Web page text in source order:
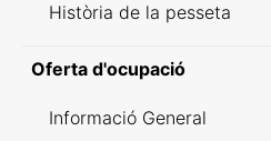
Història de la pesseta
Oferta d'ocupació
Informació General